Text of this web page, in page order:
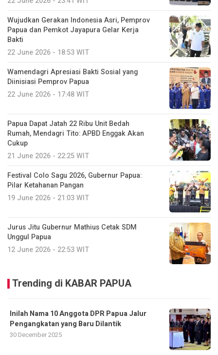
Wujudkan Gerakan Indonesia Asri, Pemprov
Papua dan Pemkot Jayapura Gelar Kerja
Bakti
22 June 2026 - 18:53 WIT
Wamendagri Apresiasi Bakti Sosial yang
Diinisiasi Pemprov Papua
22 June 2026 - 17:48 WIT
Papua Dapat Jatah 22 Ribu Unit Bedah
Rumah, Mendagri Tito: APBD Enggak Akan
Cukup
21 June 2026 - 22:25 WIT
Festival Colo Sagu 2026, Gubernur Papua:
Pilar Ketahanan Pangan
19 June 2026 - 21:03 WIT
Jurus Jitu Gubernur Mathius Cetak SDM
Unggul Papua
12 June 2026 - 22:53 WIT
Trending di KABAR PAPUA
Inilah Nama 10 Anggota DPR Papua Jalur
Pengangkatan yang Baru Dilantik
30 December 2025